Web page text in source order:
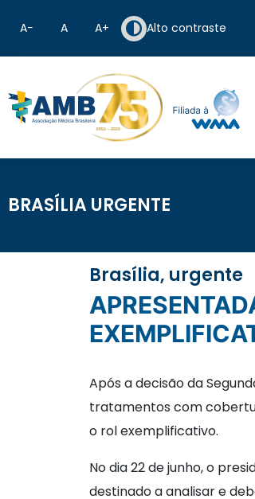
A− A A+ Alto contraste
BRASÍLIA URGENTE
Brasília, urgente
APRESENTADAS NOVAS PROPOSTAS PARA TORNAR ROL DA ANS
Após a decisão da
tratamentos com
o rol exemplificativo.
No dia 22 de junho, o
destinado a analisar e